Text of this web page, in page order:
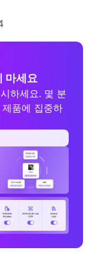
마세요
하세요. 몇 분
품에 집중하